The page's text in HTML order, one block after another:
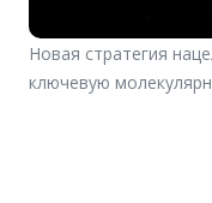
Новая стратегия
ключевую